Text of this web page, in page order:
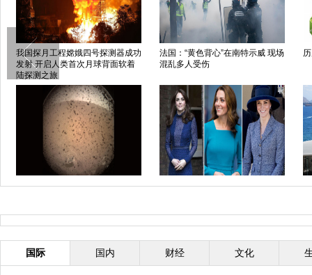
我国探月工程嫦娥四号探测器成功
发射 开启人类首次月球背面软着
陆探测之旅
法国：“黄色背心”在南特示威 现场
混乱多人受伤
“洞察”号无人探测器成功登陆火星
凯特王妃到底有多少件蓝色衣服？
国际 国内 财经 文化